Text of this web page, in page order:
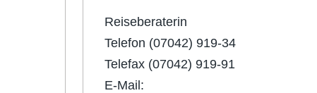
Reiseberaterin
Telefon (07042) 919-34
Telefax (07042) 919-91
E-Mail: